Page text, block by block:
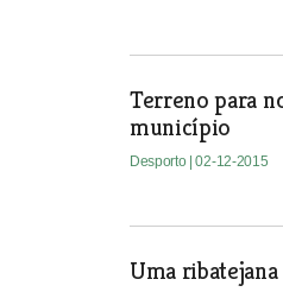
Terreno para
município
Desporto | 02-12-2015
Uma